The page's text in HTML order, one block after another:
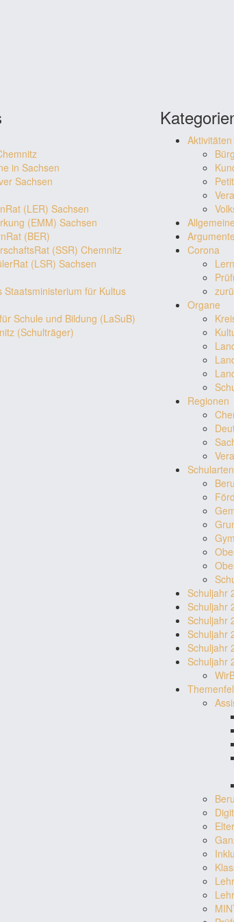
in Sachsen
Sachsen
(LER) Sachsen
(EMM) Sachsen
(BER)
(SSR) Chemnitz
(LSR) Sachsen
Staatsministerium für Kultus
Schule und Bildung (LaSuB)
(Schulträger)
Aktivitäten
Argumente
Corona
Organe
Regionen
Schularten
Schuljahr
Schuljahr
Schuljahr
Schuljahr
Schuljahr
Schuljahr